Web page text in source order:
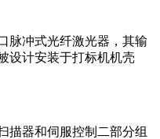
冲式光纤激光器，其输
设计安装于打标机机壳
器和伺服控制二部分组